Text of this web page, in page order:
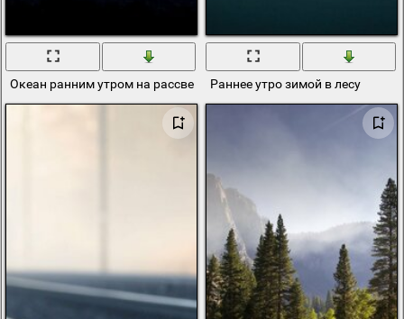
Океан ранним утром на рассвете Раннее утро зимой в лесу